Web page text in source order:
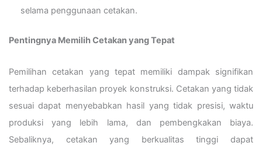
selama penggunaan cetakan.
Pentingnya Memilih Cetakan yang Tepat
Pemilihan cetakan yang tepat memiliki dampak signifikan
terhadap keberhasilan proyek konstruksi. Cetakan yang tidak
sesuai dapat menyebabkan hasil yang tidak presisi, waktu
produksi yang lebih lama, dan pembengkakan biaya.
Sebaliknya, cetakan yang berkualitas tinggi dapat